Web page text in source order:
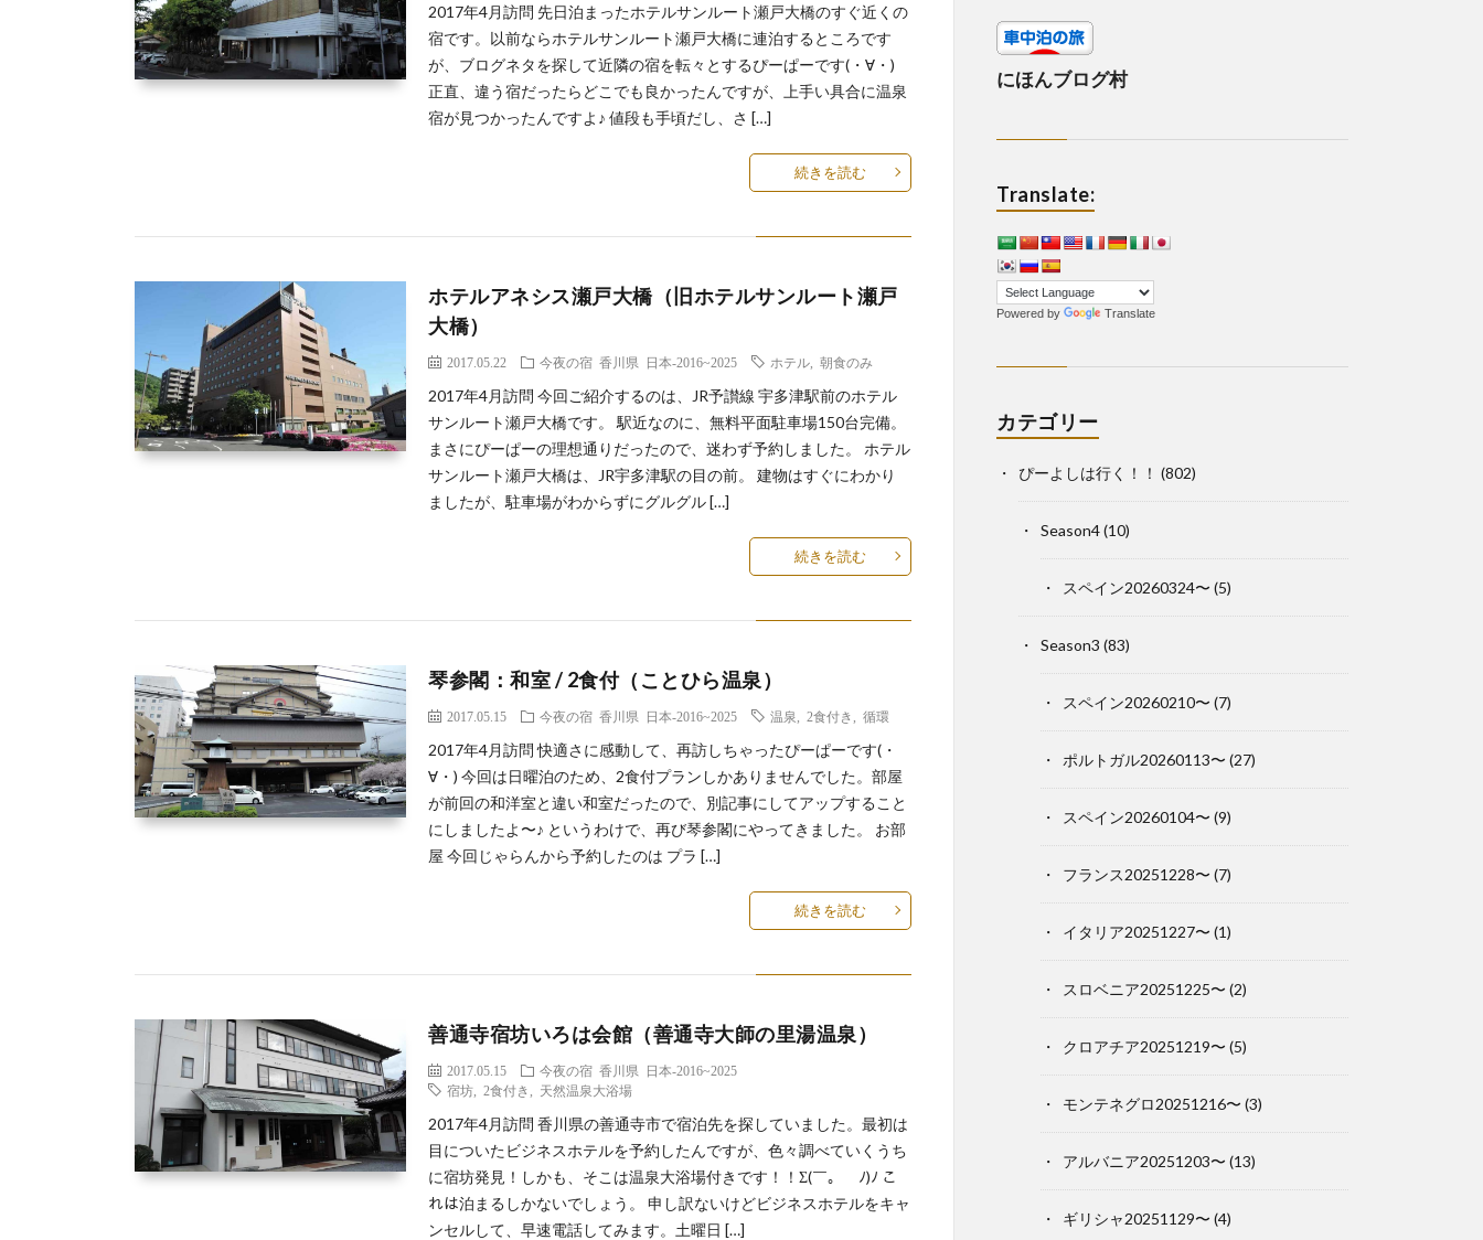
2017年4月訪問 先日泊まったホテルサンルート瀬戸大橋のすぐ近くの
宿です。以前ならホテルサンルート瀬戸大橋に連泊するところです
が、ブログネタを探して近隣の宿を転々とするぴーぱーです(・∀・)
正直、違う宿だったらどこでも良かったんですが、上手い具合に温泉
宿が見つかったんですよ♪ 値段も手頃だし、さ […]
続きを読む
ホテルアネシス瀬戸大橋（旧ホテルサンルート瀬戸
大橋）
2017.05.22 今夜の宿 香川県 日本-2016~2025 ホテル ,朝食のみ
2017年4月訪問 今回ご紹介するのは、JR予讃線 宇多津駅前のホテル
サンルート瀬戸大橋です。 駅近なのに、無料平面駐車場150台完備。
まさにぴーぱーの理想通りだったので、迷わず予約しました。 ホテル
サンルート瀬戸大橋は、JR宇多津駅の目の前。 建物はすぐにわかり
ましたが、駐車場がわからずにグルグル […]
続きを読む
琴参閣：和室 / 2食付（ことひら温泉）
2017.05.15 今夜の宿 香川県 日本-2016~2025 温泉 ,2食付き ,循環
2017年4月訪問 快適さに感動して、再訪しちゃったぴーぱーです(・
∀・) 今回は日曜泊のため、2食付プランしかありませんでした。部屋
が前回の和洋室と違い和室だったので、別記事にしてアップすること
にしましたよ〜♪ というわけで、再び琴参閣にやってきました。 お部
屋 今回じゃらんから予約したのは プラ […]
続きを読む
善通寺宿坊いろは会館（善通寺大師の里湯温泉）
2017.05.15 今夜の宿 香川県
日本-2016~2025
宿坊 ,2食付き 天然温泉大浴場
2017年4月訪問 香川県の善通寺市で宿泊先を探していました。最初は
目についたビジネスホテルを予約したんですが、色々調べていくうち
に宿坊発見！しかも、そこは温泉大浴場付きです！！Σ(￣。￣ﾉ)ﾉ こ
れは泊まるしかないでしょう。 申し訳ないけどビジネスホテルをキャ
ンセルして、早速電話してみます。土曜日 […]
にほんブログ村
Translate:
Powered by Translate
カテゴリー
ぴーよしは行く！！ (802)
Season4(10)
スペイン20260324〜 (5)
Season3 (83)
スペイン20260210〜 (7)
ポルトガル20260113〜 (27)
スペイン20260104〜 (9)
フランス20251228〜 (7)
イタリア20251227〜 (1)
スロベニア20251225〜 (2)
クロアチア20251219〜 (5)
モンテネグロ20251216〜 (3)
アルバニア20251203〜 (13)
ギリシャ20251129〜 (4)